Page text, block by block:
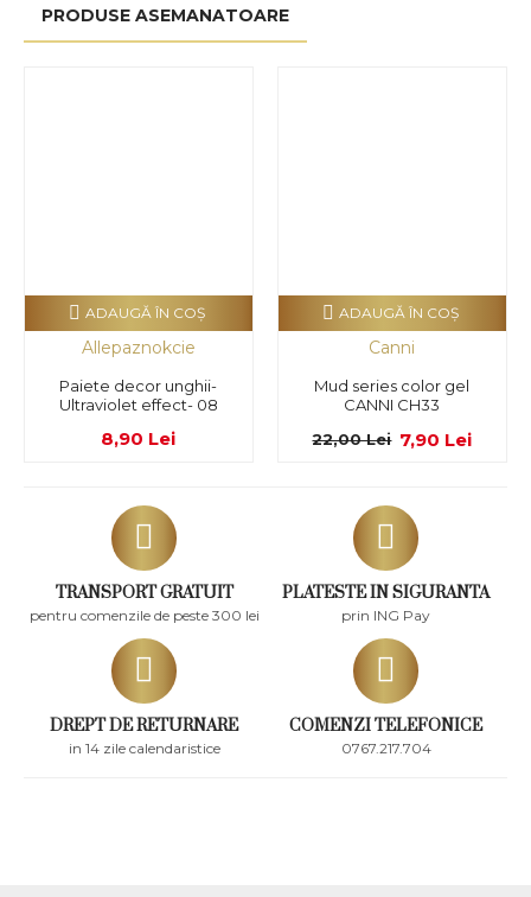
TRANSPORT GRATUIT
pentru comenzile de peste 300 lei
PLATESTE IN SIGURANTA
prin ING Pay
DREPT DE RETURNARE
in 14 zile calendaristice
COMENZI TELEFONICE
0767.217.704
PRODUSE ASEMANATOARE
Allepaznokcie
Paiete decor unghii-
Ultraviolet effect- 08
8,90 Lei
ADAUGĂ ÎN COŞ
Canni
Mud series color gel
CANNI CH33
7,90 Lei
22,00 Lei
ADAUGĂ ÎN COŞ